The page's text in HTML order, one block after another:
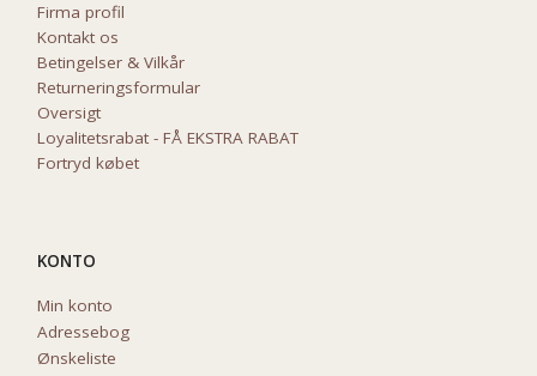
Firma profil
Kontakt os
Betingelser & Vilkår
Returneringsformular
Oversigt
Loyalitetsrabat - FÅ EKSTRA RABAT
Fortryd købet
KONTO
Min konto
Adressebog
Ønskeliste